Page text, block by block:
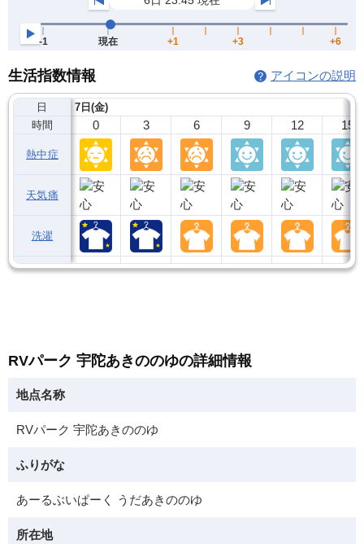
生活指数情報 アイコンの説明
日
時間
熱中症
天気痛
洗濯
7日(金)
0 3 6 9 12 15
RVパーク 宇陀あきののゆの詳細情報
地点名称
RVパーク 宇陀あきののゆ
ふりがな
あーるぶいぱーく うだあきののゆ
所在地